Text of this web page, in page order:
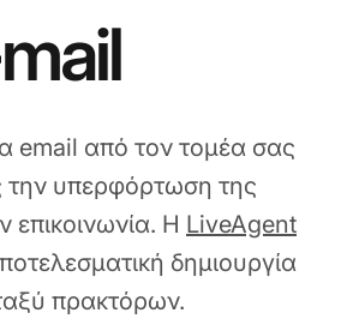
email από τον τομέα σας
την υπερφόρτωση της
επικοινωνία. Η LiveAgent
δημιουργία
πρακτόρων.